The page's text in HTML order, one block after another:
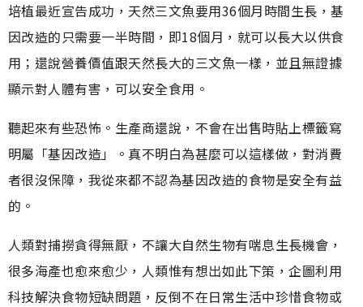
培植最近宣告成功，天然三文魚要用36個月時間生長，基
因改造的只需要一半時間，即18個月，就可以長大以供食
用；還說營養價值跟天然長大的三文魚一樣，並且無證據
顯示對人體有害，可以安全食用。
聽起來有些恐怖。生產商還說，不會在出售時貼上標籤寫
明屬「基因改造」。真不明白為甚麼可以這樣做，對消費
者很沒保障，我從來都不認為基因改造的食物是安全有益
的。
人類對捕撈貪得無厭，不讓大自然生物有喘息生長機會，
很多海產也愈來愈少，人類惟有想出如此下策，企圖利用
科技解決食物短缺問題，反倒不在日常生活中珍惜食物或